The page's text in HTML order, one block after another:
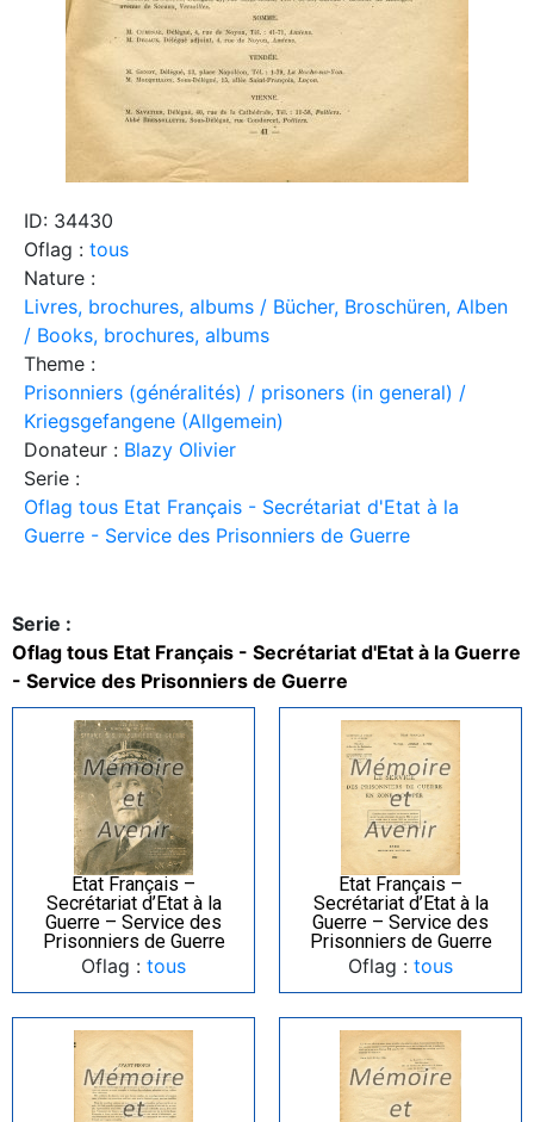
ID: 34430
Oflag : tous
Nature :
Livres, brochures, albums / Bücher, Broschüren, Alben
/ Books, brochures, albums
Theme :
Prisonniers (généralités) / prisoners (in general) /
Kriegsgefangene (Allgemein)
Donateur : Blazy Olivier
Serie :
Oflag tous Etat Français - Secrétariat d'Etat à la
Guerre - Service des Prisonniers de Guerre
Serie :
Oflag tous Etat Français - Secrétariat d'Etat à la Guerre
- Service des Prisonniers de Guerre
Etat Français –
Secrétariat d’Etat à la
Guerre – Service des
Prisonniers de Guerre
Oflag : tous
Etat Français –
Secrétariat d’Etat à la
Guerre – Service des
Prisonniers de Guerre
Oflag : tous